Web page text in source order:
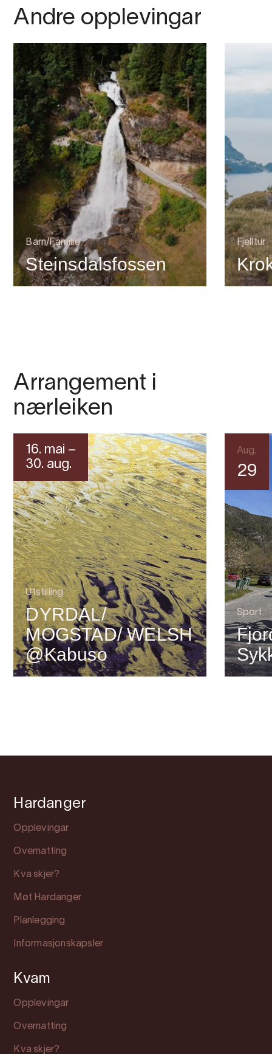
Andre opplevingar
Barn/Familie
Steinsdalsfossen
Fjelltur
Arrangement i
nærleiken
16. mai –
30. aug.
Utstilling
DYRDAL/
MOGSTAD/ WELSH
@Kabuso
Aug.
29
Sport
Hardanger
Opplevingar
Overnatting
Kva skjer?
Møt Hardanger
Planlegging
Informasjonskapsler
Kvam
Opplevingar
Overnatting
Kva skjer?